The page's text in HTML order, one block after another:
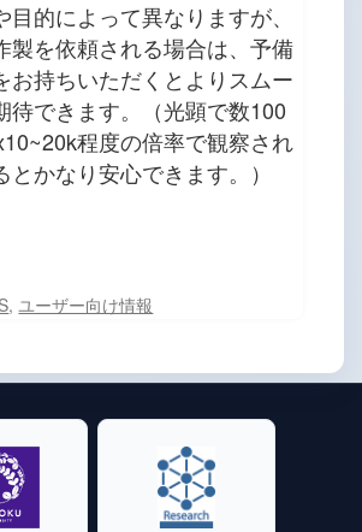
的によって異なりますが、
製を依頼される場合は、予備
お持ちいただくとよりスムー
待できます。（光顕で数100
程度の倍率で観察され
とかなり安心できます。）
, ユーザー向け情報